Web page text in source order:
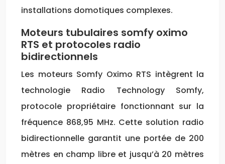
installations domotiques complexes.
Moteurs tubulaires somfy oximo
RTS et protocoles radio
bidirectionnels
Les moteurs Somfy Oximo RTS intègrent la
technologie Radio Technology Somfy,
protocole propriétaire fonctionnant sur la
fréquence 868,95 MHz. Cette solution radio
bidirectionnelle garantit une portée de 200
mètres en champ libre et jusqu’à 20 mètres